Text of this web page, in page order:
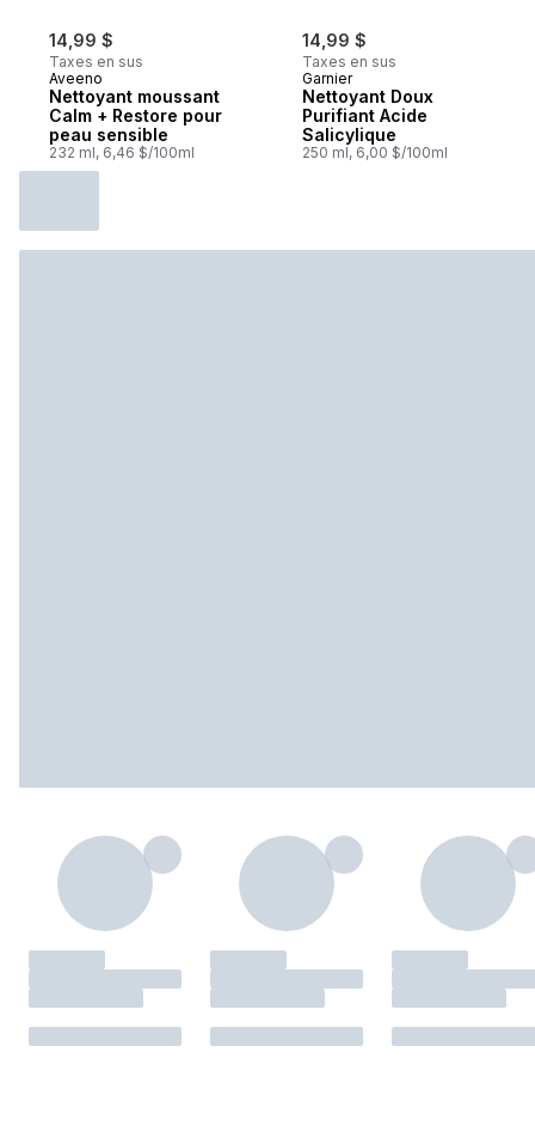
14,99 $
Taxes en sus
Aveeno
Nettoyant moussant
Calm + Restore pour
peau sensible
232 ml, 6,46 $/100ml
14,99 $
Taxes en sus
Garnier
Nettoyant Doux
Purifiant Acide
Salicylique
250 ml, 6,00 $/100ml